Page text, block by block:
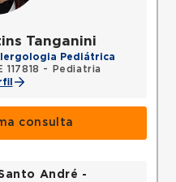
Tanganini
Pediátrica
117818 - Pediatria
consulta
André -